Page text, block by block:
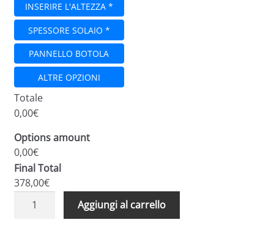
INSERIRE L'ALTEZZA *
SPESSORE SOLAIO *
PANNELLO BOTOLA
ALTRE OPZIONI
Totale
0,00€
Options amount
0,00€
Final Total
378,00€
Scale
Aggiungi al carrello